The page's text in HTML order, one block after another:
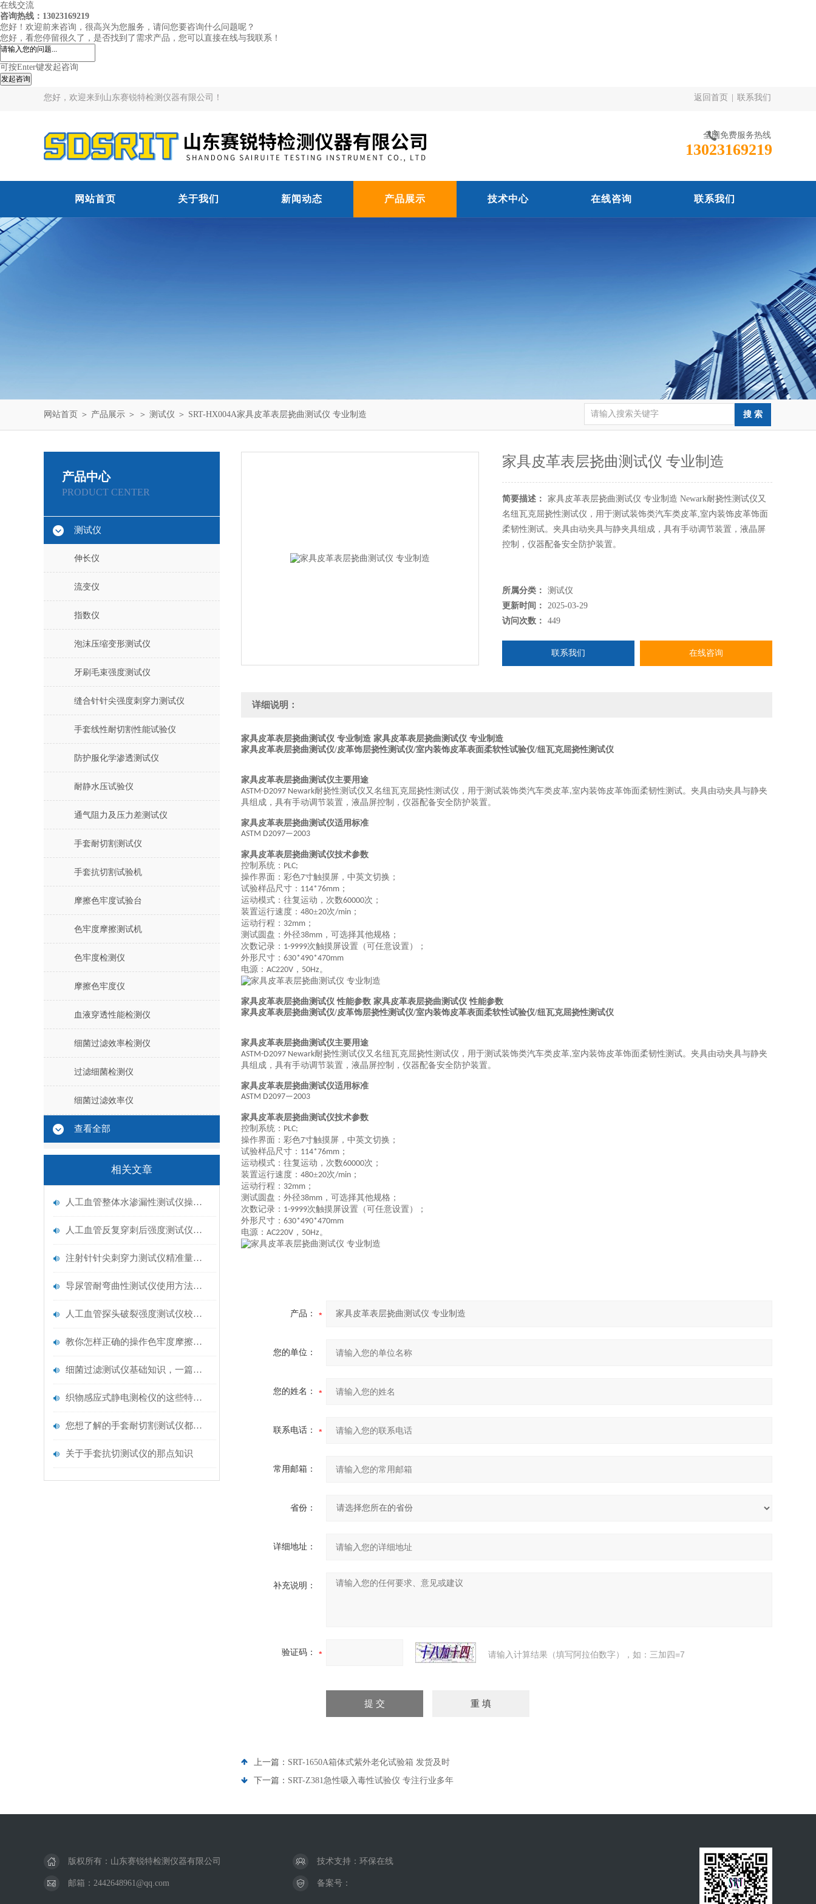
在线交流
咨询热线：13023169219
您好！欢迎前来咨询，很高兴为您服务，请问您要咨询什么问题呢？
您好，看您停留很久了，是否找到了需求产品，您可以直接在线与我联系！
可按Enter键发起咨询
发起咨询
您好，欢迎来到山东赛锐特检测仪器有限公司！ 返回首页 联系我们
全国免费服务热线
13023169219
网站首页 关于我们 新闻动态 产品展示 技术中心 在线咨询 联系我们
网站首页 ＞ 产品展示 ＞ ＞ 测试仪 ＞ SRT-HX004A家具皮革表层挠曲测试仪 专业制造
产品中心
PRODUCT CENTER
测试仪
伸长仪
流变仪
指数仪
泡沫压缩变形测试仪
牙刷毛束强度测试仪
缝合针针尖强度刺穿力测试仪
手套线性耐切割性能试验仪
防护服化学渗透测试仪
耐静水压试验仪
通气阻力及压力差测试仪
手套耐切割测试仪
手套抗切割试验机
摩擦色牢度试验台
色牢度摩擦测试机
色牢度检测仪
摩擦色牢度仪
血液穿透性能检测仪
细菌过滤效率检测仪
过滤细菌检测仪
细菌过滤效率仪
查看全部
相关文章
人工血管整体水渗漏性测试仪操作中最容易出错的步骤
人工血管反复穿刺后强度测试仪是什么？透析患者的“生命管“质量靠它把关！
注射针针尖刺穿力测试仪精准量化针尖锋利度，构筑临床安全防线
导尿管耐弯曲性测试仪使用方法与操作规范
人工血管探头破裂强度测试仪校准规范：精准赋能医疗安全的技术基准
教你怎样正确的操作色牢度摩擦测试机
细菌过滤测试仪基础知识，一篇搞定
织物感应式静电测检仪的这些特点很少有人都知道
您想了解的手套耐切割测试仪都在这里了
关于手套抗切测试仪的那点知识
家具皮革表层挠曲测试仪 专业制造
简要描述：
家具皮革表层挠曲测试仪 专业制造 Newark耐挠性测试仪又
名纽瓦克屈挠性测试仪，用于测试装饰类汽车类皮革,室内装饰皮革饰面
柔韧性测试。夹具由动夹具与静夹具组成，具有手动调节装置，液晶屏
控制，仪器配备安全防护装置。
所属分类：
测试仪
更新时间：
2025-03-29
访问次数：
449
联系我们 在线咨询
详细说明：
家具皮革表层挠曲测试仪 专业制造 家具皮革表层挠曲测试仪 专业制造
家具皮革表层挠曲测试仪/皮革饰层挠性测试仪/室内装饰皮革表面柔软性试验仪/纽瓦克屈挠性测试仪
家具皮革表层挠曲测试仪主要用途
ASTM-D2097 Newark耐挠性测试仪又名纽瓦克屈挠性测试仪，用于测试装饰类汽车类皮革,室内装饰皮革饰面柔韧性测试。夹具由动夹具与静夹
具组成，具有手动调节装置，液晶屏控制，仪器配备安全防护装置。
家具皮革表层挠曲测试仪适用标准
ASTM D2097—2003
家具皮革表层挠曲测试仪技术参数
控制系统： PLC;
操作界面：彩色7寸触摸屏，中英文切换；
试验样品尺寸： 114*76mm ；
运动模式： 往复运动，次数60000次 ；
装置运行速度 ： 480±20次/min ；
运动行程： 32mm ；
测试圆盘：外径38mm ，可选择其他规格；
次数记录： 1-9999次触摸屏设置（可任意设置）
；
外形尺寸： 630*490*470mm
电源： AC220V ， 50Hz。
家具皮革表层挠曲测试仪 性能参数 家具皮革表层挠曲测试仪 性能参数
家具皮革表层挠曲测试仪/皮革饰层挠性测试仪/室内装饰皮革表面柔软性试验仪/纽瓦克屈挠性测试仪
家具皮革表层挠曲测试仪主要用途
ASTM-D2097 Newark耐挠性测试仪又名纽瓦克屈挠性测试仪，用于测试装饰类汽车类皮革,室内装饰皮革饰面柔韧性测试。夹具由动夹具与静夹
具组成，具有手动调节装置，液晶屏控制，仪器配备安全防护装置。
家具皮革表层挠曲测试仪适用标准
ASTM D2097—2003
家具皮革表层挠曲测试仪技术参数
控制系统： PLC;
操作界面：彩色7寸触摸屏，中英文切换；
试验样品尺寸： 114*76mm ；
运动模式： 往复运动，次数60000次 ；
装置运行速度 ： 480±20次/min ；
运动行程： 32mm ；
测试圆盘：外径38mm ，可选择其他规格；
次数记录： 1-9999次触摸屏设置（可任意设置）
；
外形尺寸： 630*490*470mm
电源： AC220V ， 50Hz。
产品：
您的单位：
您的姓名：
联系电话：
常用邮箱：
省份：
详细地址：
补充说明：
验证码： 请输入计算结果（填写阿拉伯数字），如：三加四=7
上一篇： SRT-1650A箱体式紫外老化试验箱 发货及时
下一篇： SRT-Z381急性吸入毒性试验仪 专注行业多年
版权所有：山东赛锐特检测仪器有限公司 技术支持： 环保在线
邮箱：2442648961@qq.com 备案号：